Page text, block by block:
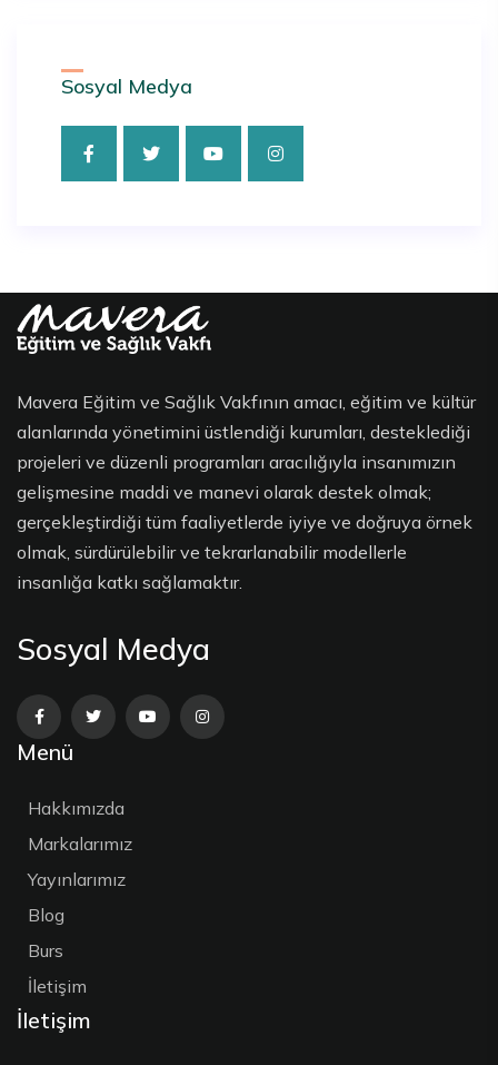
Sosyal Medya
Mavera Eğitim ve Sağlık Vakfının amacı, eğitim ve kültür
alanlarında yönetimini üstlendiği kurumları, desteklediği
projeleri ve düzenli programları aracılığıyla insanımızın
gelişmesine maddi ve manevi olarak destek olmak;
gerçekleştirdiği tüm faaliyetlerde iyiye ve doğruya örnek
olmak, sürdürülebilir ve tekrarlanabilir modellerle
insanlığa katkı sağlamaktır.
Sosyal Medya
Menü
Hakkımızda
Markalarımız
Yayınlarımız
Blog
Burs
İletişim
İletişim